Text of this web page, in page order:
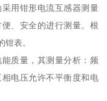
用钳形电流互感器测量
、安全的进行测量。根
表。
质量，其测量分析：频
电压允许不平衡度和电